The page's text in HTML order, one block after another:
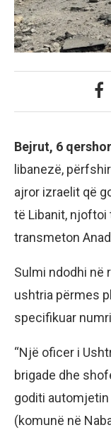
Bejrut, 6
libanezë,
ajror izraelit që
të Libanit, njoftoi
transmeton
Sulmi ndodhi në
ushtria përmes
specifikuar
“Një oficer i
brigade dhe
goditi
(komunë në